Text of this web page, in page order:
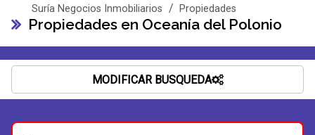
Suría Negocios Inmobiliarios / Propiedades
Propiedades en Oceanía del Polonio
MODIFICAR BUSQUEDA